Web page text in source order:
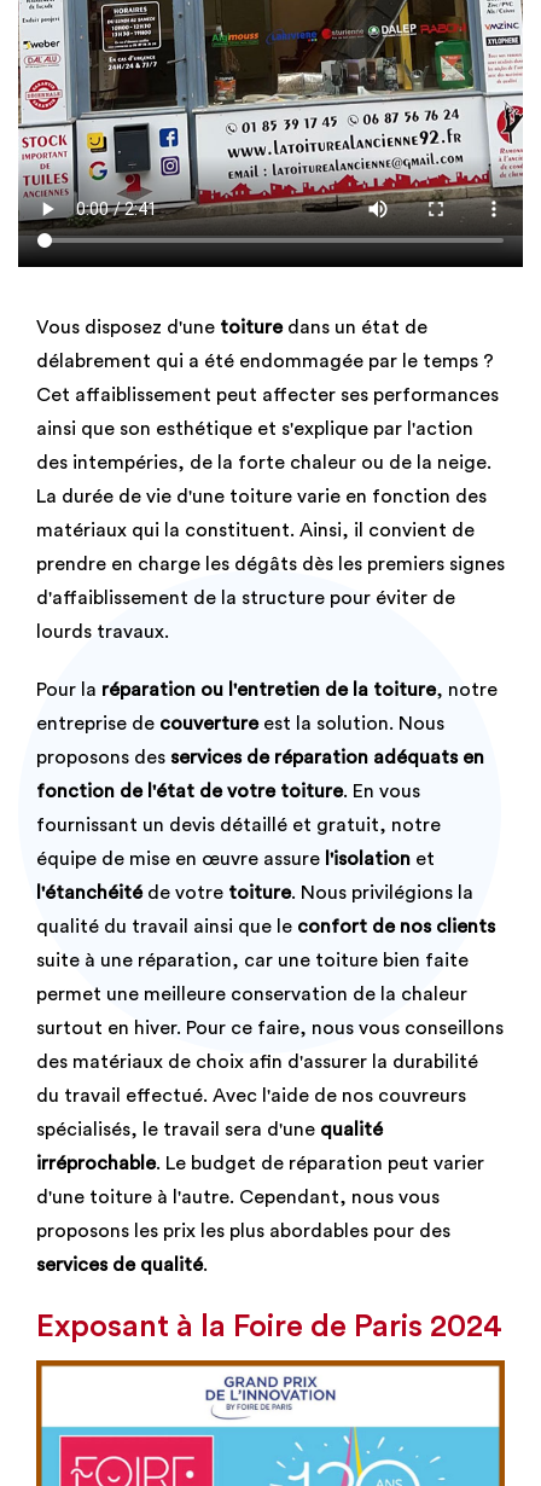
Vous disposez d'une toituredans un état de
délabrement qui a été endommagée par le temps ?
Cet affaiblissement peut affecter ses performances
ainsi que son esthétique et s'explique par l'action
des intempéries, de la forte chaleur ou de la neige.
La durée de vie d'une toiture varie en fonction des
matériaux qui la constituent. Ainsi, il convient de
prendre en charge les dégâts dès les premiers signes
d'affaiblissement de la structure pour éviter de
lourds travaux.
Pour la réparation ou l'entretien de la toiture, notre
entreprise de couvertureest la solution. Nous
proposons des services de réparation adéquats en
fonction de l'état de votre toiture. En vous
fournissant un devis détaillé et gratuit, notre
équipe de mise en œuvre assure l'isolation et
l'étanchéitéde votre toiture. Nous privilégions la
qualité du travail ainsi que le confort de nos clients
suite à une réparation, car une toiture bien faite
permet une meilleure conservation de la chaleur
surtout en hiver. Pour ce faire, nous vous conseillons
des matériaux de choix afin d'assurer la durabilité
du travail effectué. Avec l'aide de nos couvreurs
spécialisés, le travail sera d'une qualité
irréprochable. Le budget de réparation peut varier
d'une toiture à l'autre. Cependant, nous vous
proposons les prix les plus abordables pour des
services de qualité.
Exposant à la Foire de Paris 2024